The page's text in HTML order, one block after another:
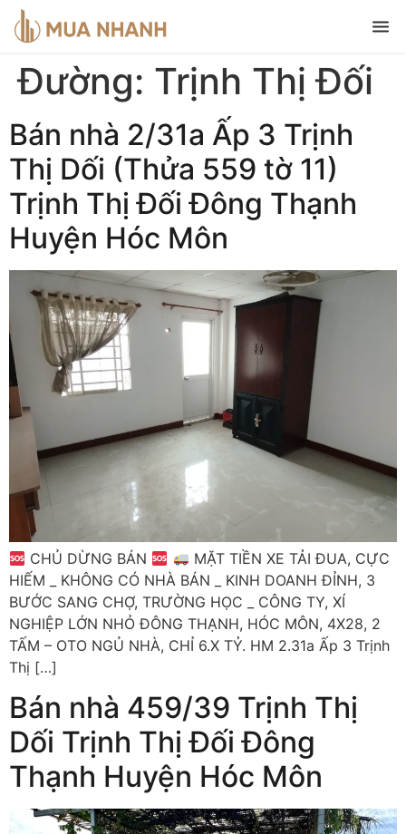
Đường: Trịnh Thị Đối
Bán nhà 2/31a Ấp 3 Trịnh
Thị Dối (Thửa 559 tờ 11)
Trịnh Thị Đối Đông Thạnh
Huyện Hóc Môn
CHỦ DỪNG BÁN
MẶT TIỀN XE TẢI ĐUA, CỰC
HIẾM _ KHÔNG CÓ NHÀ BÁN _ KINH DOANH ĐỈNH, 3
BƯỚC SANG CHỢ, TRƯỜNG HỌC _ CÔNG TY, XÍ
NGHIỆP LỚN NHỎ ĐÔNG THẠNH, HÓC MÔN, 4X28, 2
TẤM – OTO NGỦ NHÀ, CHỈ 6.X TỶ. HM 2.31a Ấp 3 Trịnh
Thị […]
Bán nhà 459/39 Trịnh Thị
Dối Trịnh Thị Đối Đông
Thạnh Huyện Hóc Môn